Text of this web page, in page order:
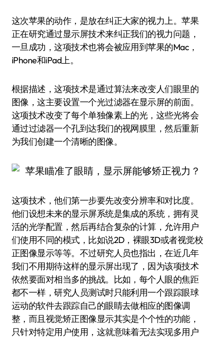
这次苹果的动作，是放在纠正大家的视力上。苹果
正在研究通过显示屏技术来纠正我们的视力问题，
一旦成功，这项技术也将会被应用到苹果的Mac，
iPhone和iPad上。
根据描述，这项技术是通过算法来改变人们眼里的
图像，这主要设置一个光过滤器在显示屏的前面。
这项技术改变了每个单独像素上的光，这些光将会
通过过滤器一个孔到达我们的视网膜里，然后重新
为我们创建一个清晰的图像。
这项技术，他们第一步要先改变分辨率和对比度。
他们设想未来的显示屏系统是集成的系统，拥有灵
活的光学配置，然后再结合复杂的计算，允许用户
们使用不同的模式，比如说2D，裸眼3D或者视觉校
正图像显示等等。不过研究人员也指出，在近几年
我们不用期待这样的显示屏出现了，因为该项技术
依然要面对相当多的挑战。比如，每个人眼的焦距
都不一样，研究人员测试时只能利用一个跟踪眼球
运动的软件去跟踪自己的眼睛去做相应的图像调
整，而且视觉矫正图像显示其实是个个性的功能，
只针对特定用户使用，这就意味着无法实现多用户